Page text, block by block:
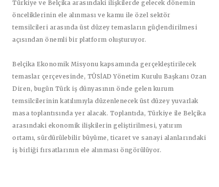
Türkiye ve Belçika arasındaki ilişkilerde gelecek dönemin
önceliklerinin ele alınması ve kamu ile özel sektör
temsilcileri arasında üst düzey temasların güçlendirilmesi
açısından önemli bir platform oluşturuyor.
Belçika Ekonomik Misyonu kapsamında gerçekleştirilecek
temaslar çerçevesinde, TÜSİAD Yönetim Kurulu Başkanı Ozan
Diren, bugün Türk iş dünyasının önde gelen kurum
temsilcilerinin katılımıyla düzenlenecek üst düzey yuvarlak
masa toplantısında yer alacak. Toplantıda, Türkiye ile Belçika
arasındaki ekonomik ilişkilerin geliştirilmesi, yatırım
ortamı, sürdürülebilir büyüme, ticaret ve sanayi alanlarındaki
iş birliği fırsatlarının ele alınması öngörülüyor.